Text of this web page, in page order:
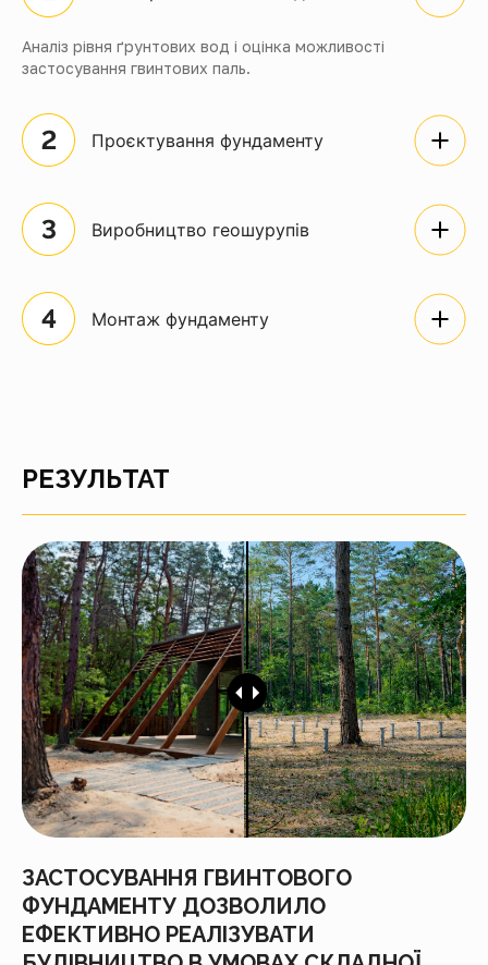
Аналіз рівня ґрунтових вод і оцінка можливості
застосування гвинтових паль.
Проєктування фундаменту
Виробництво геошурупів
Монтаж фундаменту
РЕЗУЛЬТАТ
ЗАСТОСУВАННЯ ГВИНТОВОГО
ФУНДАМЕНТУ ДОЗВОЛИЛО
ЕФЕКТИВНО РЕАЛІЗУВАТИ